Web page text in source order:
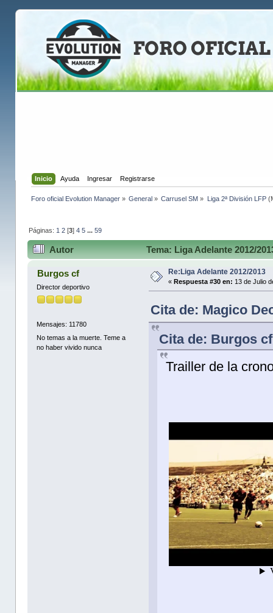
Inicio Ayuda Ingresar Registrarse
Foro oficial Evolution Manager» General » Carrusel SM » Liga 2ª División LFP
Páginas: 1 2[3] 4 5 ... 59
Autor Tema: Liga Adelante 2012/
Burgos cf
Director deportivo
Mensajes: 11780
No temas a la muerte. Teme a
no haber vivido nunca
Re:Liga Adelante 2012/2013
«Respuesta #30 en: 13 de Julio
Cita de: Magico
Cita de: Burgos
Trailler de la